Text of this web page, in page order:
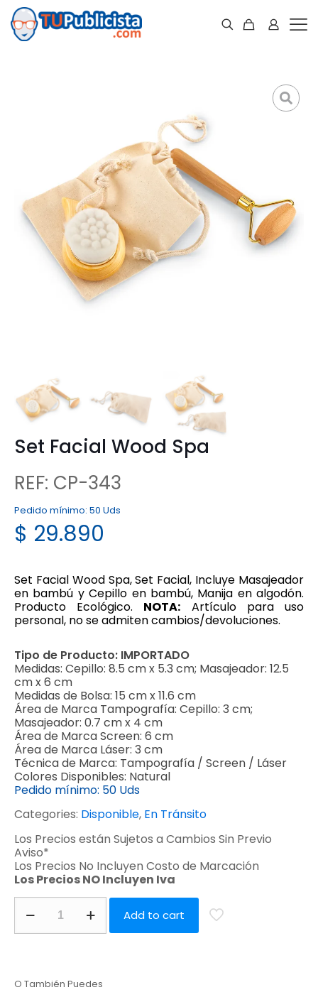
Set Facial Wood Spa
REF: CP-343
Pedido mínimo: 50 Uds
$ 29.890
Set Facial Wood Spa, Set Facial, Incluye Masajeador
en bambú y Cepillo en bambú, Manija en algodón.
Producto Ecológico. NOTA: Artículo para uso
personal, no se admiten cambios/devoluciones.
Tipo de Producto: IMPORTADO
Medidas: Cepillo: 8.5 cm x 5.3 cm; Masajeador: 12.5
cm x 6 cm
Medidas de Bolsa: 15 cm x 11.6 cm
Área de Marca Tampografía: Cepillo: 3 cm;
Masajeador: 0.7 cm x 4 cm
Área de Marca Screen: 6 cm
Área de Marca Láser: 3 cm
Técnica de Marca: Tampografía / Screen / Láser
Colores Disponibles: Natural
Pedido mínimo: 50 Uds
Categories: Disponible, En Tránsito
Los Precios están Sujetos a Cambios Sin Previo
Aviso*
Los Precios No Incluyen Costo de Marcación
Los Precios NO Incluyen Iva
Add to cart
O También Puedes